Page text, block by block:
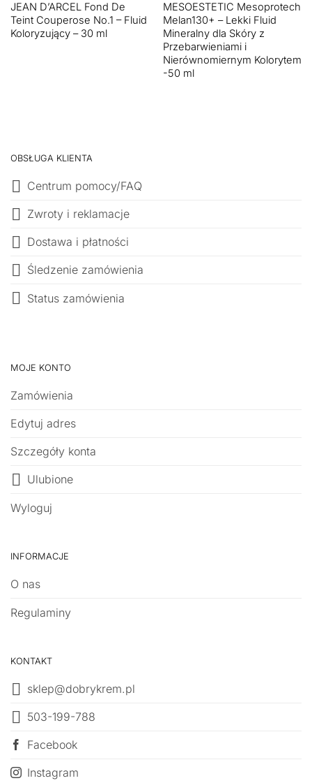
JEAN D’ARCEL Fond De
Teint Couperose No.1 – Fluid
Koloryzujący – 30 ml
MESOESTETIC Mesoprotech
Melan130+ – Lekki Fluid
Mineralny dla Skóry z
Przebarwieniami i
Nierównomiernym Kolorytem
-50 ml
OBSŁUGA KLIENTA
Centrum pomocy/FAQ
Zwroty i reklamacje
Dostawa i płatności
Śledzenie zamówienia
Status zamówienia
MOJE KONTO
Zamówienia
Edytuj adres
Szczegóły konta
Ulubione
Wyloguj
INFORMACJE
O nas
Regulaminy
KONTAKT
sklep@dobrykrem.pl
503-199-788
Facebook
Instagram